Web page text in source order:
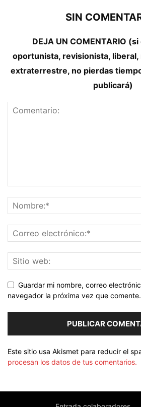
SIN
DEJA UN COMENTARIO
oportunista, revisionista, liberal,
extraterrestre, no pierdas
publicará)
Guardar mi nombre, correo
navegador la próxima vez que comente.
Este sitio usa Akismet para reducir el
procesan los datos de tus comentarios.